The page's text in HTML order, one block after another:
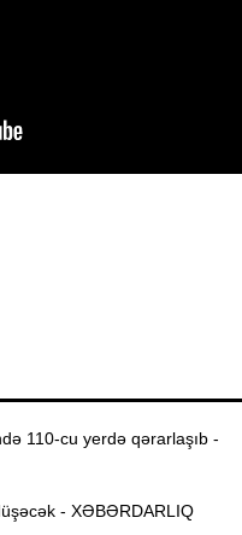
110-cu yerdə qərarlaşıb -
- XƏBƏRDARLIQ